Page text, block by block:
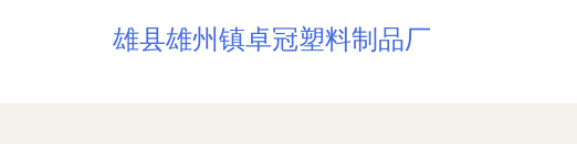
雄县雄州镇卓冠塑料制品厂